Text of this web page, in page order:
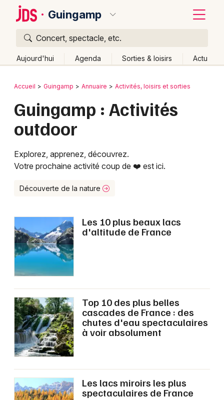
Guingamp
Concert, spectacle, etc.
Aujourd'hui Agenda Sorties & loisirs Actu
Publier un événement
Grands événements
Activité & Expérience
Foires & salons
Spectacles
Concerts
Sports
Soirées
Sorties famille
Sorties & loisirs
Bordeaux
Colmar
Lyon
Marseille
Montpellier
Nantes
Nice
Paris
Strasbourg
Toulouse
Toutes les villes
Retour
Accueil Guingamp Annuaire Activités, loisirs et sorties
Guingamp : Activités
outdoor
Explorez, apprenez, découvrez.
Votre prochaine activité coup de ❤️ est ici.
Découverte de la nature
Les 10 plus beaux lacs
d'altitude de France
Top 10 des plus belles
cascades de France : des
chutes d'eau spectaculaires
à voir absolument
Les lacs miroirs les plus
spectaculaires de France
Quoi ?
Où ?
Partout
Près de moi Changer de lieu
Quand ?
Aujourd'hui